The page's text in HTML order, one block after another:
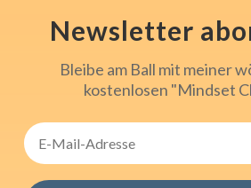
Newsletter
Bleibe am Ball mit meiner
kostenlosen "Mindset